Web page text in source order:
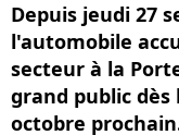
Depuis jeudi 27
l'automobile
secteur à la
grand public dès
octobre